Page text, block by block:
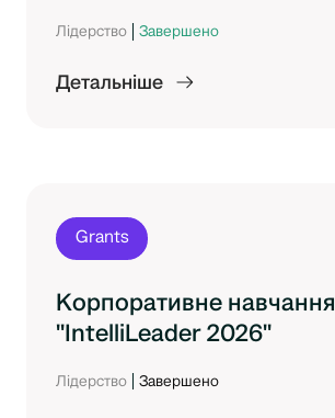
Лідерство Завершено
Детальніше
Grants
Корпоративне навчання
"IntelliLeader 2026"
Лідерство Завершено